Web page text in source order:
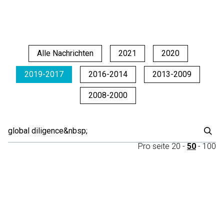
Alle Nachrichten 2021 2020
2019-2017 2016-2014 2013-2009
2008-2000
Pro seite 20 - 50 - 100